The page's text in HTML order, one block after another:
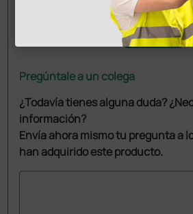
Pregúntale a un colega
¿Todavía tienes alguna duda?
información?
Envía ahora mismo tu pregunta a
han adquirido este producto.